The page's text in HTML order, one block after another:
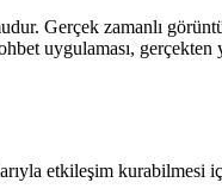
Gerçek zamanlı
uygulaması,
etkileşim kurabilmesi